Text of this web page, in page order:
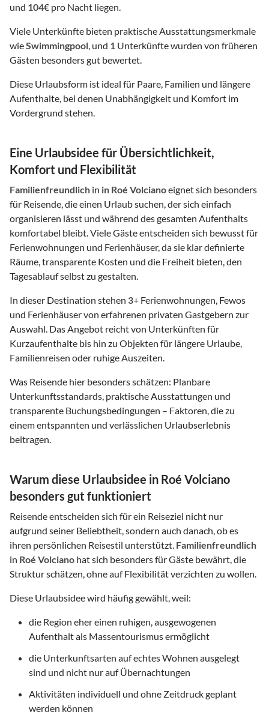
und 104€ pro Nacht liegen.
Viele Unterkünfte bieten praktische Ausstattungsmerkmale
wieSwimmingpool, und 1 Unterkünfte wurden von früheren
Gästen besonders gut bewertet.
Diese Urlaubsform ist ideal für Paare, Familien und längere
Aufenthalte, bei denen Unabhängigkeit und Komfort im
Vordergrund stehen.
Eine Urlaubsidee für Übersichtlichkeit,
Komfort und Flexibilität
Familienfreundlich in in Roé Volcianoeignet sich besonders
für Reisende, die einen Urlaub suchen, der sich einfach
organisieren lässt und während des gesamten Aufenthalts
komfortabel bleibt. Viele Gäste entscheiden sich bewusst für
Ferienwohnungen und Ferienhäuser, da sie klar definierte
Räume, transparente Kosten und die Freiheit bieten, den
Tagesablauf selbst zu gestalten.
In dieser Destination stehen 3+ Ferienwohnungen, Fewos
und Ferienhäuser von erfahrenen privaten Gastgebern zur
Auswahl. Das Angebot reicht von Unterkünften für
Kurzaufenthalte bis hin zu Objekten für längere Urlaube,
Familienreisen oder ruhige Auszeiten.
Was Reisende hier besonders schätzen: Planbare
Unterkunftsstandards, praktische Ausstattungen und
transparente Buchungsbedingungen – Faktoren, die zu
einem entspannten und verlässlichen Urlaubserlebnis
beitragen.
Warum diese Urlaubsidee in Roé Volciano
besonders gut funktioniert
Reisende entscheiden sich für ein Reiseziel nicht nur
aufgrund seiner Beliebtheit, sondern auch danach, ob es
ihren persönlichen Reisestil unterstützt. Familienfreundlich
in Roé Volciano hat sich besonders für Gäste bewährt, die
Struktur schätzen, ohne auf Flexibilität verzichten zu wollen.
Diese Urlaubsidee wird häufig gewählt, weil:
die Region eher einen ruhigen, ausgewogenen
Aufenthalt als Massentourismus ermöglicht
die Unterkunftsarten auf echtes Wohnen ausgelegt
sind und nicht nur auf Übernachtungen
Aktivitäten individuell und ohne Zeitdruck geplant
werden können